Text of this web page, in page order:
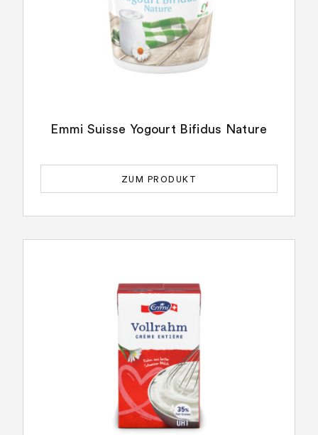
Emmi Suisse Yogourt Bifidus Nature
ZUM PRODUKT